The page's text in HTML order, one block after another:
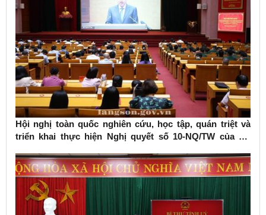
Hội nghị toàn quốc nghiên cứu, học tập, quán triệt và
triển khai thực hiện Nghị quyết số 10-NQ/TW của Bộ